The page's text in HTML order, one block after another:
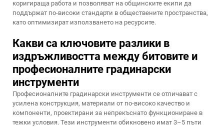
коригираща работа и позволяват на общинските екипи да
поддържат по-високи стандарти в обществените пространства,
като оптимизират използването на ресурсите.
Какви са ключовите разлики в
издръжливостта между битовите и
професионалните градинарски
инструменти
Професионалните градинарски инструменти се отличават с
усилена конструкция, материали от по-високо качество и
компоненти, проектирани за непрекъснато функциониране в
тежки условия. Тези инструменти обикновено имат 3–5 пъти